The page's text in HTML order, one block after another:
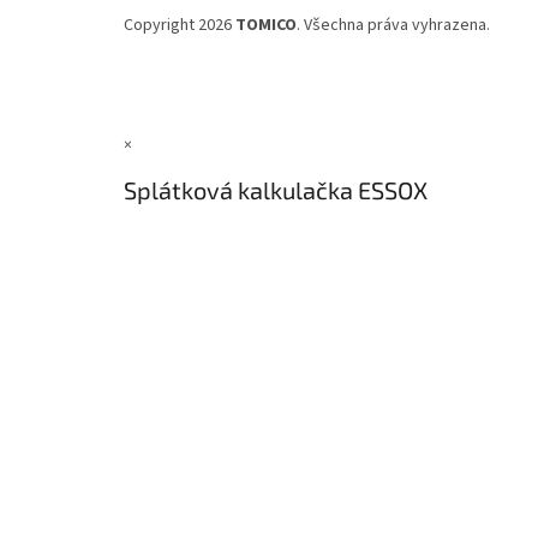
Copyright 2026 TOMICO. Všechna práva vyhrazena.
×
Splátková kalkulačka ESSOX